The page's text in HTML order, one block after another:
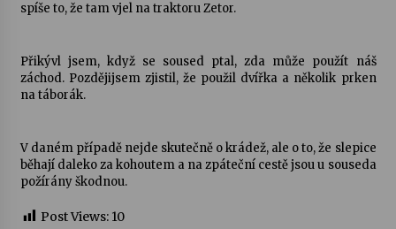
spíše to, že tam vjel na traktoru Zetor.
Přikývl jsem, když se soused ptal, zda může použít náš
záchod. Pozdějijsem zjistil, že použil dvířka a několik prken
na táborák.
V daném případě nejde skutečně o krádež, ale o to, že slepice
běhají daleko za kohoutem a na zpáteční cestě jsou u souseda
požírány škodnou.
Post Views: 10